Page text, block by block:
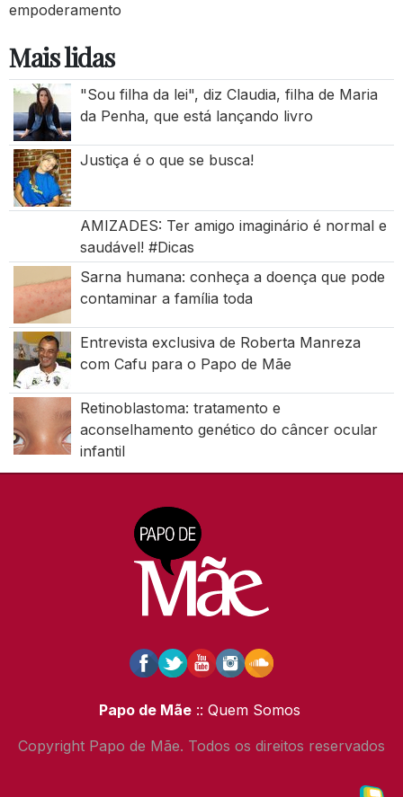
empoderamento
Mais lidas
"Sou filha da lei", diz Claudia, filha de Maria
da Penha, que está lançando livro
Justiça é o que se busca!
AMIZADES: Ter amigo imaginário é normal e
saudável! #Dicas
Sarna humana: conheça a doença que pode
contaminar a família toda
Entrevista exclusiva de Roberta Manreza
com Cafu para o Papo de Mãe
Retinoblastoma: tratamento e
aconselhamento genético do câncer ocular
infantil
Papo de Mãe :: Quem Somos
Copyright Papo de Mãe. Todos os direitos reservados